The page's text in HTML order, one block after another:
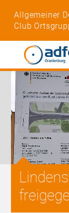
Allgemeiner
Club